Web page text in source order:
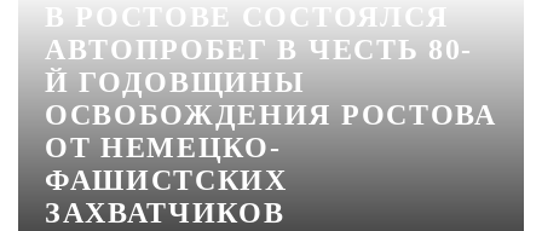
ХАЙП
В РОСТОВЕ СОСТОЯЛСЯ
АВТОПРОБЕГ В ЧЕСТЬ 80-
Й ГОДОВЩИНЫ
ОСВОБОЖДЕНИЯ РОСТОВА
ОТ НЕМЕЦКО-
ФАШИСТСКИХ
ЗАХВАТЧИКОВ